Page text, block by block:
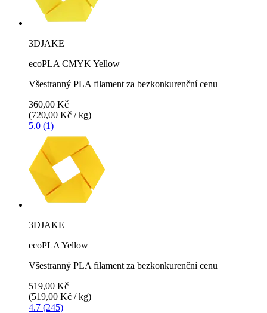
3DJAKE
ecoPLA CMYK Yellow
Všestranný PLA filament za bezkonkurenční cenu
360,00 Kč
(720,00 Kč / kg)
5.0 (1)
3DJAKE
ecoPLA Yellow
Všestranný PLA filament za bezkonkurenční cenu
519,00 Kč
(519,00 Kč / kg)
4.7 (245)